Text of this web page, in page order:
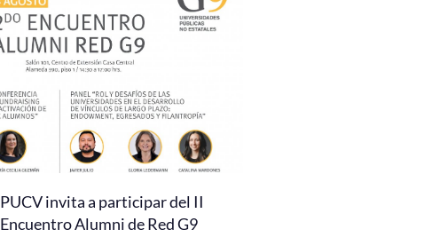
PUCV invita a participar del II
Encuentro Alumni de Red G9